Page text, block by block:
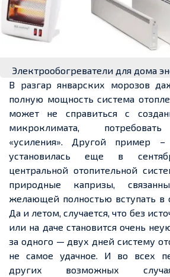
Электрообогреватели для дома
В разгар январских морозов
полную мощность система
может не справиться с
микроклимата,
«усиления». Другой пример –
установилась еще в
центральной отопительной
природные капризы,
желающей полностью вступать в
Да и летом, случается, что без
или на даче становится очень
за одного — двух дней систему
не самое удачное. И во всех
других возможных